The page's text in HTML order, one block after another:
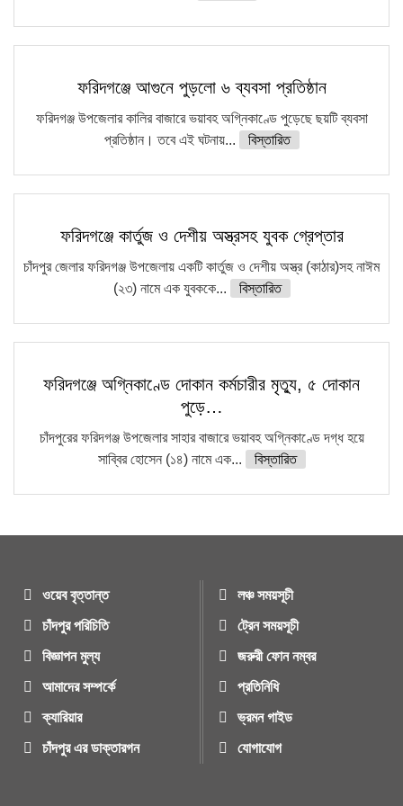
ফরিদগঞ্জে আগুনে পুড়লো ৬ ব্যবসা প্রতিষ্ঠান
ফরিদগঞ্জ উপজেলার কালির বাজারে ভয়াবহ অগ্নিকাণ্ডে পুড়েছে ছয়টি ব্যবসা
প্রতিষ্ঠান। তবে এই ঘটনায়...
বিস্তারিত
ফরিদগঞ্জে কার্তুজ ও দেশীয় অস্ত্রসহ যুবক গ্রেপ্তার
চাঁদপুর জেলার ফরিদগঞ্জ উপজেলায় একটি কার্তুজ ও দেশীয় অস্ত্র (কাঠার)সহ নাঈম
(২৩) নামে এক যুবককে...
বিস্তারিত
ফরিদগঞ্জে অগ্নিকাণ্ডে দোকান কর্মচারীর মৃত্যু, ৫ দোকান
পুড়ে…
চাঁদপুরের ফরিদগঞ্জ উপজেলার সাহার বাজারে ভয়াবহ অগ্নিকাণ্ডে দগ্ধ হয়ে
সাব্বির হোসেন (১৪) নামে এক...
বিস্তারিত
ওয়েব বৃত্তান্ত
চাঁদপুর পরিচিতি
বিজ্ঞাপন মুল্য
আমাদের সম্পর্কে
ক্যারিয়ার
চাঁদপুর এর ডাক্তারগন
লঞ্চ সময়সূচী
ট্রেন সময়সূচী
জরুরী ফোন নম্বর
প্রতিনিধি
ভ্রমন গাইড
যোগাযোগ